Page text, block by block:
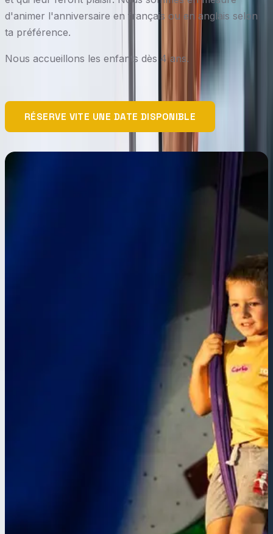
d'animer l'anniversaire en français ou en anglais selon
ta préférence.
Nous accueillons les enfants dès 4 ans.
RÉSERVE VITE UNE DATE DISPONIBLE